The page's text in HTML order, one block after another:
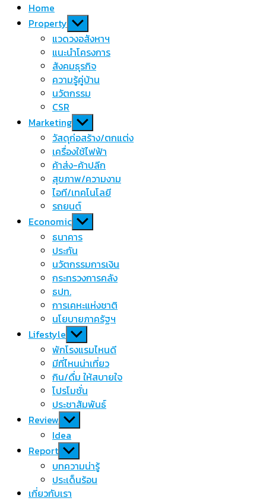
Home
Property Show
sub
menu
แวดวงอสังหาฯ
แนะนำโครงการ
สังคมธุรกิจ
ความรู้คู่บ้าน
นวัตกรรม
CSR
Marketing Show
sub
menu
วัสดุก่อสร้าง/ตกแต่ง
เครื่องใช้ไฟฟ้า
ค้าส่ง-ค้าปลีก
สุขภาพ/ความงาม
ไอที/เทคโนโลยี
รถยนต์
Economic Show
sub
menu
ธนาคาร
ประกัน
นวัตกรรมการเงิน
กระทรวงการคลัง
ธปท.
การเคหะแห่งชาติ
นโยบายภาครัฐฯ
Lifestyle Show
sub
menu
พักโรงแรมไหนดี
มีที่ไหนน่าเที่ยว
กิน/ดื่ม ให้สบายใจ
โปรโมชั่น
ประชาสัมพันธ์
Review Show
sub
menu
Idea
Report Show
sub
menu
บทความน่ารู้
ประเด็นร้อน
เกี่ยวกับเรา